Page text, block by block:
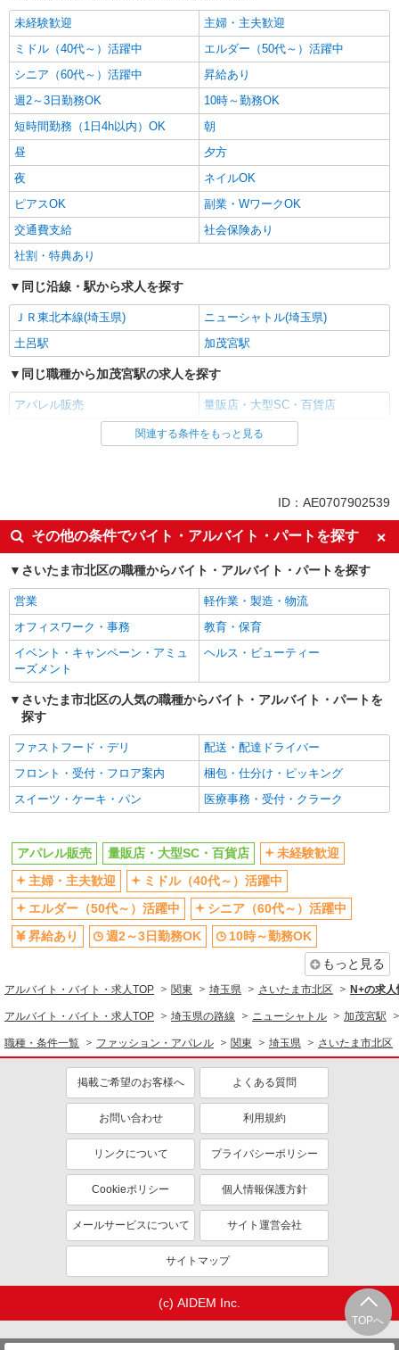
未経験歓迎
主婦・主夫歓迎
ミドル（40代～）活躍中
エルダー（50代～）活躍中
シニア（60代～）活躍中
昇給あり
週2～3日勤務OK
10時～勤務OK
短時間勤務（1日4h以内）OK
朝
昼
夕方
夜
ネイルOK
ピアスOK
副業・WワークOK
交通費支給
社会保険あり
社割・特典あり
同じ沿線・駅から求人を探す
ＪＲ東北本線(埼玉県)
ニューシャトル(埼玉県)
土呂駅
加茂宮駅
同じ職種から加茂宮駅の求人を探す
アパレル販売 量販店・大型SC・百貨店
同じ雇用形態から加茂宮駅の求人を探す
未経験歓迎
主婦・主夫歓迎
ミドル（40代～）活躍中
エルダー（50代～）活躍中
シニア（60代～）活躍中
昇給あり
週2～3日勤務OK
10時～勤務OK
短時間勤務（1日4h以内）OK
朝
昼
夕方
夜
ネイルOK
ピアスOK
副業・WワークOK
交通費支給
社会保険あり
社割・特典あり
同じ職種から求人を探す
アパレル販売
販売・接客サービス
量販店・大型SC・百貨店
同じ特徴から求人を探す
ミドル（40代～）活躍中
週2～3日勤務OK
短時間勤務（1日4h以内）OK
副業・WワークOK
交通費支給
社会保険あり
関連する条件をもっと見る
ID：AE0707902539
その他の条件でバイト・アルバイト・パートを探す
さいたま市北区の職種からバイト・アルバイト・パートを探す
営業
軽作業・製造・物流
オフィスワーク・事務
教育・保育
イベント・キャンペーン・アミュ
ーズメント
ヘルス・ビューティー
さいたま市北区の人気の職種からバイト・アルバイト・パートを
探す
ファストフード・デリ
配送・配達ドライバー
フロント・受付・フロア案内
梱包・仕分け・ピッキング
スイーツ・ケーキ・パン
医療事務・受付・クラーク
TOPへ
アパレル販売 量販店・大型SC・百貨店
未経験歓迎
主婦・主夫歓迎
ミドル（40代～）活躍中
エルダー（50代～）活躍中
シニア（60代～）活躍中
昇給あり
週2～3日勤務OK
10時～勤務OK
もっと見る
アルバイト・バイト・求人TOP 関東 埼玉県 さいたま市北区 N+の求
アルバイト・バイト・求人TOP 埼玉県の路線 ニューシャトル 加茂宮駅
職種・条件一覧 ファッション・アパレル 関東 埼玉県 さいたま市北区
掲載ご希望のお客様へ よくある質問
お問い合わせ 利用規約
リンクについて プライバシーポリシー
Cookieポリシー 個人情報保護方針
メールサービスについて サイト運営会社
サイトマップ
(c) AIDEM Inc.